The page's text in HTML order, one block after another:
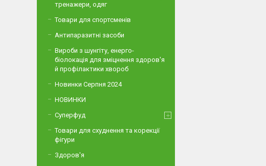
тренажери, одяг
Товари для спортсменів
Антипаразитні засоби
Вироби з шунгіту, енерго-
біолокація для зміцнення здоров'я
й профілактики хвороб
Новинки Серпня 2024
НОВИНКИ
Суперфуд
Товари для схуднення та корекції
фігури
Здоров'я